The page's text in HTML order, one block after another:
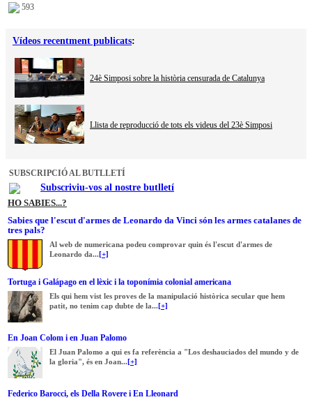
593
Vídeos recentment publicats:
24è Simposi sobre la història censurada de Catalunya
Llista de reproducció de tots els videus del 23è Simposi
SUBSCRIPCIÓ AL BUTLLETÍ
Subscriviu-vos al nostre butlletí
HO SABIES...?
Sabies que l'escut d'armes de Leonardo da Vinci són les armes catalanes de
tres pals?
Al web de numericana podeu comprovar quin és l'escut d'armes de
Leonardo da... [+]
Tortuga i Galápago en el lèxic i la toponímia colonial americana
Els qui hem vist les proves de la manipulació històrica secular que hem
patit, no tenim cap dubte de la... [+]
En Joan Colom i en Juan Palomo
El Juan Palomo a qui es fa referència a "Los deshauciados del mundo y de
la gloria", és en Joan... [+]
Federico Barocci, els Della Rovere i En Lleonard